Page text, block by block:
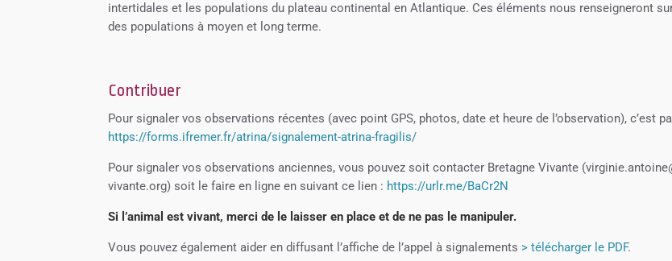
intertidales et les populations du plateau continental en Atlantique. Ces éléments nous renseigneront
des populations à moyen et long terme.
Contribuer
Pour signaler vos observations récentes (avec point GPS, photos, date et heure de l’observation), c’est
https://forms.ifremer.fr/atrina/signalement-atrina-fragilis/
Pour signaler vos observations anciennes, vous pouvez soit contacter Bretagne Vivante
vivante.org) soit le faire en ligne en suivant ce lien : https://urlr.me/BaCr2N
Si l’animal est vivant, merci de le laisser en place et de ne pas le manipuler.
Vous pouvez également aider en diffusant l’affiche de l’appel à signalements > télécharger le PDF.